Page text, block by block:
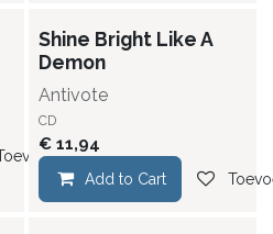
aan verlanglijst
Shine Bright Like A
Demon
Antivote
CD
€ 11,94
Add to Cart